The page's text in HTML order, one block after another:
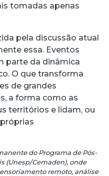
tomadas apenas
pela discussão atual
essa. Eventos
parte da dinâmica
O que transforma
de grandes
a forma como as
territórios e lidam, ou
do Programa de Pós-
(Unesp/Cemaden), onde
remoto, análise